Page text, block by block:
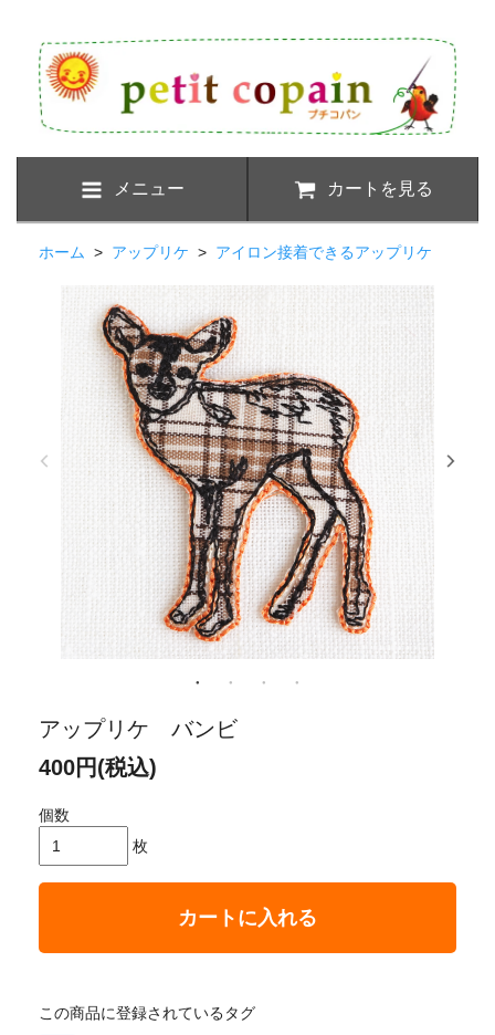
メニュー カートを見る
ホーム > アップリケ > アイロン接着できるアップリケ
アップリケ バンビ
400円(税込)
個数
枚
カートに入れる
この商品に登録されているタグ